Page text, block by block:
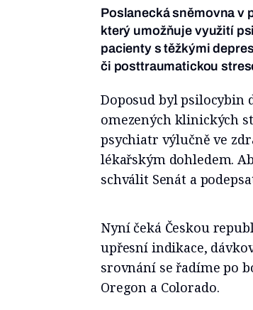
Poslanecká sněmovna v
který umožňuje využití
pacienty s těžkými
či posttraumatickou
Doposud byl psilocybin
omezených klinických
psychiatr výlučně ve
lékařským dohledem.
schválit Senát a
Nyní čeká Českou
upřesní indikace,
srovnání se řadíme po
Oregon a Colorado.